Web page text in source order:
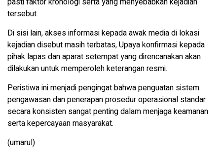
tersebut.
Di sisi lain, akses informasi kepada awak media di lokasi
kejadian disebut masih terbatas, Upaya konfirmasi kepada
pihak lapas dan aparat setempat yang direncanakan akan
dilakukan untuk memperoleh keterangan resmi.
Peristiwa ini menjadi pengingat bahwa penguatan sistem
pengawasan dan penerapan prosedur operasional standar
secara konsisten sangat penting dalam menjaga keamanan
serta kepercayaan masyarakat.
(umarul)